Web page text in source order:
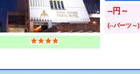
--円～
(--バーツ～)